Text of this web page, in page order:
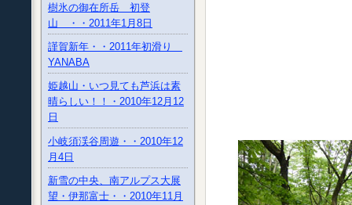
樹氷の御在所岳 初登
山 ・・2011年1月8日
謹賀新年・・2011年初滑り
YANABA
姫越山・いつ見ても芦浜は素
晴らしい！！・2010年12月12
日
小岐須渓谷周遊・・2010年12
月4日
新雪の中央、南アルプス大展
望・伊那富士・・2010年11月